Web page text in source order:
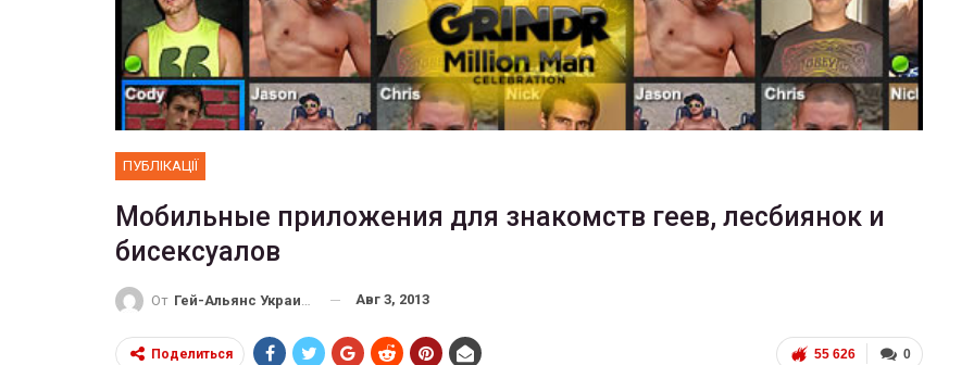
ПУБЛІКАЦІЇ
Мобильные приложения для знакомств геев, лесбиянок и
бисексуалов
От Гей-Альянс Украина Авг 3, 2013
0
55 626
Поделиться
Военнослужащие-трансгендеры
ГЕЙ-АЛЬЯНС УКРАИНА Июл 27, 2017 0
легализацию гей-браков
ГЕЙ-АЛЬЯНС УКРАИНА Июл 2, 2017